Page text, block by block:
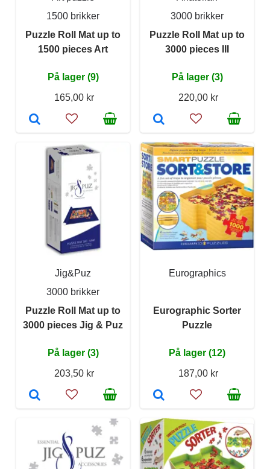
1500 brikker
Puzzle Roll Mat up to
1500 pieces Art
På lager (9)
165,00 kr
3000 brikker
Puzzle Roll Mat up to
3000 pieces III
På lager (3)
220,00 kr
Jig&Puz
3000 brikker
Puzzle Roll Mat up to
3000 pieces Jig & Puz
På lager (3)
203,50 kr
Eurographics
Eurographic Sorter
Puzzle
På lager (12)
187,00 kr